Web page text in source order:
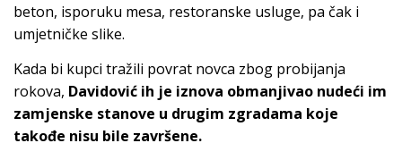
beton, isporuku mesa, restoranske usluge, pa čak i
umjetničke slike.
Kada bi kupci tražili povrat novca zbog probijanja
rokova, Davidović ih je iznova obmanjivao nudeći im
zamjenske stanove u drugim zgradama koje
takođe nisu bile završene.